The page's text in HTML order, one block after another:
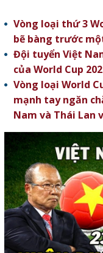
Vòng loại thứ 3
bẽ bàng trước
Đội tuyển Việt
của World Cup
Vòng loại World
mạnh tay ngăn
Nam và Thái Lan